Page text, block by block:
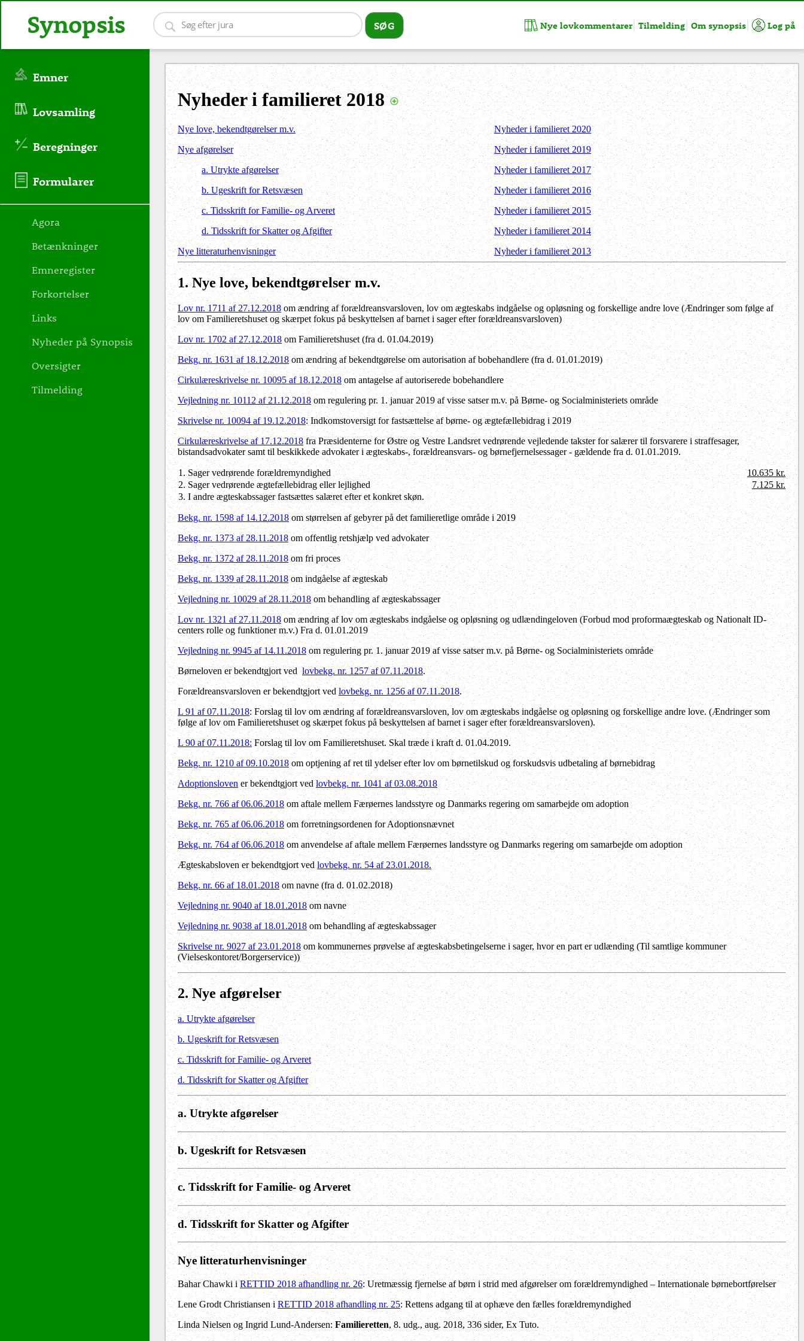
Nyheder i familieret 2018
Nye love, bekendtgørelser m.v.
Nye afgørelser
a. Utrykte afgørelser
b. Ugeskrift for Retsvæsen
c. Tidsskrift for Familie- og Arveret
d. Tidsskrift for Skatter og Afgifter
Nye litteraturhenvisninger
Nyheder i familieret 2020
Nyheder i familieret 2019
Nyheder i familieret 2017
Nyheder i familieret 2016
Nyheder i familieret 2015
Nyheder i familieret 2014
Nyheder i familieret 2013
1. Nye love, bekendtgørelser m.v.
Lov nr. 1711 af 27.12.2018om ændring af forældreansvarsloven, lov om ægteskabs indgåelse og opløsning og forskellige andre love (Ændringer som følge af
lov om Familieretshuset og skærpet fokus på beskyttelsen af barnet i sager efter forældreansvarsloven)
Lov nr. 1702 af 27.12.2018om Familieretshuset (fra d. 01.04.2019)
Bekg. nr. 1631 af 18.12.2018om ændring af bekendtgørelse om autorisation af bobehandlere (fra d. 01.01.2019)
Cirkulæreskrivelse nr. 10095 af 18.12.2018 om antagelse af autoriserede bobehandlere
Vejledning nr. 10112 af 21.12.2018om regulering pr. 1. januar 2019 af visse satser m.v. på Børne- og Socialministeriets område
Skrivelse nr. 10094 af 19.12.2018: Indkomstoversigt for fastsættelse af børne- og ægtefællebidrag i 2019
Cirkulæreskrivelse af 17.12.2018 fra Præsidenterne for Østre og Vestre Landsret vedrørende vejledende takster for salærer til forsvarere i straffesager,
bistandsadvokater samt til beskikkede advokater i ægteskabs-, forældreansvars- og børnefjernelsessager - gældende fra d. 01.01.2019.
1. Sager vedrørende forældremyndighed
10.635 kr.
2. Sager vedrørende ægtefællebidrag eller lejlighed
7.125 kr.
3. I andre ægteskabssager fastsættes salæret efter et konkret skøn.
Bekg. nr. 1598 af 14.12.2018om størrelsen af gebyrer på det familieretlige område i 2019
Bekg. nr. 1373 af 28.11.2018 om offentlig retshjælp ved advokater
Bekg. nr. 1372 af 28.11.2018om fri proces
Bekg. nr. 1339 af 28.11.2018om indgåelse af ægteskab
Vejledning nr. 10029 af 28.11.2018om behandling af ægteskabssager
Lov nr. 1321 af 27.11.2018 om ændring af lov om ægteskabs indgåelse og opløsning og udlændingeloven (Forbud mod proformaægteskab og Nationalt ID-
centers rolle og funktioner m.v.) Fra d. 01.01.2019
Vejledning nr. 9945 af 14.11.2018om regulering pr. 1. januar 2019 af visse satser m.v. på Børne- og Socialministeriets område
Børneloven er bekendtgjort vedlovbekg. nr. 1257 af 07.11.2018.
Forældreansvarsloven er bekendtgjort vedlovbekg. nr. 1256 af 07.11.2018.
L 91 af 07.11.2018: Forslag til lov om ændring af forældreansvarsloven, lov om ægteskabs indgåelse og opløsning og forskellige andre love. (Ændringer som
følge af lov om Familieretshuset og skærpet fokus på beskyttelsen af barnet i sager efter forældreansvarsloven).
L 90 af 07.11.2018:Forslag til lov om Familieretshuset. Skal træde i kraft d. 01.04.2019.
Bekg. nr. 1210 af 09.10.2018om optjening af ret til ydelser efter lov om børnetilskud og forskudsvis udbetaling af børnebidrag
Adoptionsloven er bekendtgjort vedlovbekg. nr. 1041 af 03.08.2018
Bekg. nr. 766 af 06.06.2018om aftale mellem Færøernes landsstyre og Danmarks regering om samarbejde om adoption
Bekg. nr. 765 af 06.06.2018om forretningsordenen for Adoptionsnævnet
Bekg. nr. 764 af 06.06.2018om anvendelse af aftale mellem Færøernes landsstyre og Danmarks regering om samarbejde om adoption
Ægteskabsloven er bekendtgjort vedlovbekg. nr. 54 af 23.01.2018.
Bekg. nr. 66 af 18.01.2018 om navne (fra d. 01.02.2018)
Vejledning nr. 9040 af 18.01.2018om navne
Vejledning nr. 9038 af 18.01.2018om behandling af ægteskabssager
Skrivelse nr. 9027 af 23.01.2018om kommunernes prøvelse af ægteskabsbetingelserne i sager, hvor en part er udlænding (Til samtlige kommuner
(Vielseskontoret/Borgerservice))
2. Nye afgørelser
a. Utrykte afgørelser
b. Ugeskrift for Retsvæsen
c. Tidsskrift for Familie- og Arveret
d. Tidsskrift for Skatter og Afgifter
a. Utrykte afgørelser
b. Ugeskrift for Retsvæsen
c. Tidsskrift for Familie- og Arveret
d. Tidsskrift for Skatter og Afgifter
Nye litteraturhenvisninger
Bahar Chawki iRETTID 2018 afhandling nr. 26: Uretmæssig fjernelse af børn i strid med afgørelser om forældremyndighed – Internationale børnebortførelser
Lene Grodt Christiansen iRETTID 2018 afhandling nr. 25: Rettens adgang til at ophæve den fælles forældremyndighed
Linda Nielsen og Ingrid Lund-Andersen:Familieretten, 8. udg., aug. 2018, 336 sider, Ex Tuto.
Emner
Lovsamling
Beregninger
Formularer
Agora
Betænkninger
Emneregister
Forkortelser
Links
Nyheder på Synopsis
Oversigter
Tilmelding
Synopsis Nye lovkommentarer Tilmelding Om synopsis Log på